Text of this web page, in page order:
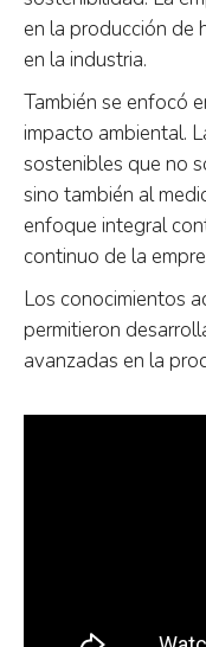
en la producción de
en la industria.
También se enfocó
impacto ambiental.
sostenibles que no
sino también al
enfoque integral
continuo de la
Los conocimientos
permitieron
avanzadas en la